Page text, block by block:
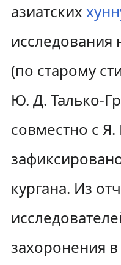
азиатских
исследования
(по старому
Ю. Д. Талько-
совместно с
кургана. Из
захоронения